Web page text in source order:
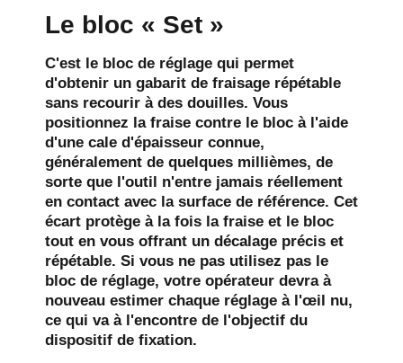
Le bloc « Set »
C'est le bloc de réglage qui permet
d'obtenir un gabarit de fraisage répétable
sans recourir à des douilles. Vous
positionnez la fraise contre le bloc à l'aide
d'une cale d'épaisseur connue,
généralement de quelques millièmes, de
sorte que l'outil n'entre jamais réellement
en contact avec la surface de référence. Cet
écart protège à la fois la fraise et le bloc
tout en vous offrant un décalage précis et
répétable. Si vous ne pas utilisez pas le
bloc de réglage, votre opérateur devra à
nouveau estimer chaque réglage à l'œil nu,
ce qui va à l'encontre de l'objectif du
dispositif de fixation.